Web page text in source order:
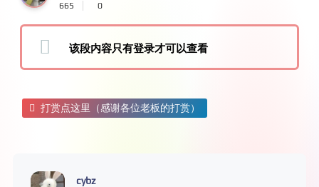
665
0
该段内容只有登录才可以查看
打赏点这里（感谢各位老板的打赏）
cybz